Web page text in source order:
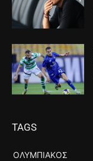
TAGS
ΟΛΥΜΠΙΑΚΌΣ